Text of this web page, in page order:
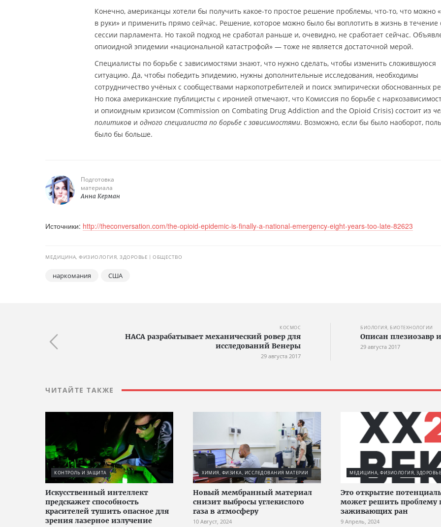
Конечно, американцы хотели бы получить какое-то простое решение проблемы, что-то, что можно
в руки» и применить прямо сейчас. Решение, которое можно было бы воплотить в жизнь в течение
сессии парламента. Но такой подход не сработал раньше и, очевидно, не сработает сейчас.
опиоидной эпидемии «национальной катастрофой» — тоже не является достаточной мерой.
Специалисты по борьбе с зависимостями знают, что нужно сделать, чтобы изменить сложившуюся
ситуацию. Да, чтобы победить эпидемию, нужны дополнительные исследования, необходимы
сотрудничество учёных с сообществами наркопотребителей и поиск эмпирически обоснованных
Но пока американские публицисты с иронией отмечают, что Комиссия по борьбе с
и опиоидным кризисом (Commission on Combating Drug Addiction and the Opioid Crisis) состоит из
политиков и одного специалиста по борьбе с зависимостями. Возможно, если бы было наоборот,
было бы больше.
Подготовка
материала
Анна Керман
Источники: http://theconversation.com/the-opioid-epidemic-is-finally-a-national-emergency-eight-years-too-late-82623
МЕДИЦИНА, ФИЗИОЛОГИЯ, ЗДОРОВЬЕ ОБЩЕСТВО
наркомания США
КОСМОС
НАСА разрабатывает механический ровер для
исследований Венеры
29 августа 2017
БИОЛОГИЯ, БИОТЕХНОЛОГИИ
Описан плезиозавр
29 августа 2017
ЧИТАЙТЕ ТАКЖЕ
КОНТРОЛЬ И ЗАЩИТА
Искусственный интеллект
предскажет способность
красителей тушить опасное для
зрения лазерное излучение
ХИМИЯ, ФИЗИКА, ИССЛЕДОВАНИЯ МАТЕРИИ
Новый мембранный материал
снизит выбросы углекислого
газа в атмосферу
10 Август, 2024
МЕДИЦИНА, ФИЗИОЛОГИЯ, ЗДОРОВЬЕ
Это открытие
может решить проблему
заживающих ран
9 Апрель, 2024